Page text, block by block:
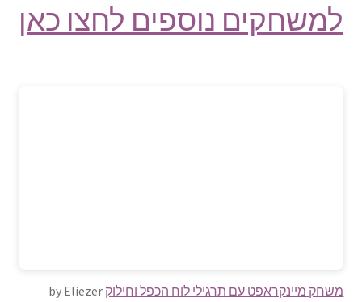
למשחקים נוספים לחצו כאן
משחק מיינקראפט עם תרגילי לוח הכפל וחילוק by Eliezer